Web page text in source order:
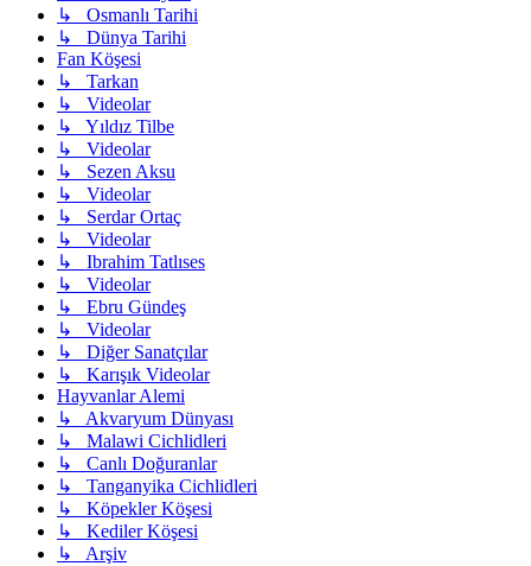
↳ Osmanlı Tarihi
↳ Dünya Tarihi
Fan Köşesi
↳ Tarkan
↳ Videolar
↳ Yıldız Tilbe
↳ Videolar
↳ Sezen Aksu
↳ Videolar
↳ Serdar Ortaç
↳ Videolar
↳ Ibrahim Tatlıses
↳ Videolar
↳ Ebru Gündeş
↳ Videolar
↳ Diğer Sanatçılar
↳ Karışık Videolar
Hayvanlar Alemi
↳ Akvaryum Dünyası
↳ Malawi Cichlidleri
↳ Canlı Doğuranlar
↳ Tanganyika Cichlidleri
↳ Köpekler Köşesi
↳ Kediler Köşesi
↳ Arşiv